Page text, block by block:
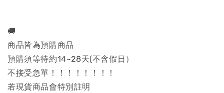
🚚
商品皆為預購商品
預購須等待約14~28天(不含假日）
不接受急單！！！！！！！！
若現貨商品會特別註明